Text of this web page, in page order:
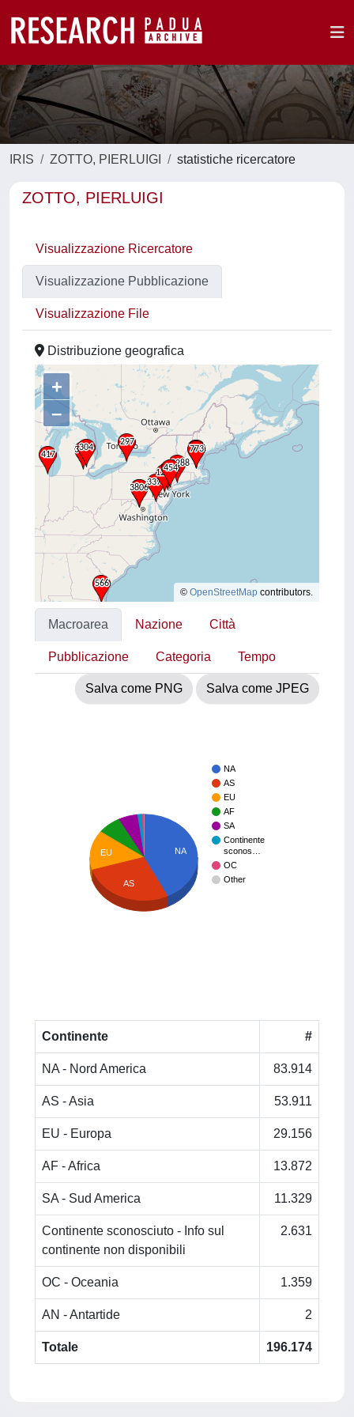
IRIS ZOTTO, PIERLUIGI statistiche ricercatore
ZOTTO, PIERLUIGI
Visualizzazione Ricercatore
Visualizzazione Pubblicazione
Visualizzazione File
Distribuzione geografica
+
–
© OpenStreetMap contributors.
Macroarea Nazione Città
Pubblicazione Categoria Tempo
Salva come PNG Salva come JPEG
NA
AS
EU
AF
SA
Continente
sconos…
OC
Other
NA
EU
AS
Continente #
NA - Nord America 83.914
AS - Asia 53.911
EU - Europa 29.156
AF - Africa 13.872
SA - Sud America 11.329
Continente sconosciuto - Info sul
continente non disponibili
2.631
OC - Oceania 1.359
AN - Antartide 2
Totale 196.174